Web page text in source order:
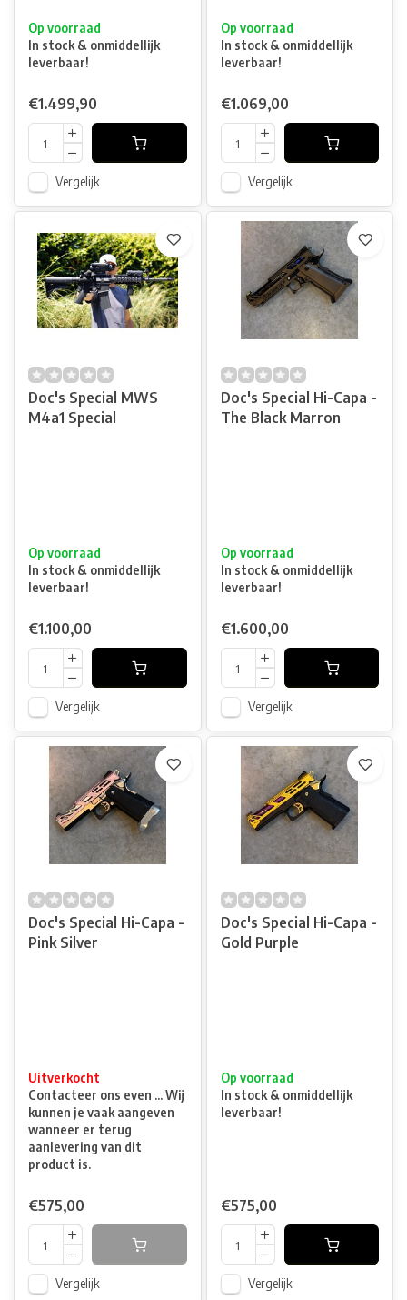
Op voorraad
In stock & onmiddellijk
leverbaar!
€1.499,90
Vergelijk
Op voorraad
In stock & onmiddellijk
leverbaar!
€1.069,00
Vergelijk
Doc's Special MWS
M4a1 Special
Op voorraad
In stock & onmiddellijk
leverbaar!
€1.100,00
Vergelijk
Doc's Special Hi-Capa -
The Black Marron
Op voorraad
In stock & onmiddellijk
leverbaar!
€1.600,00
Vergelijk
Doc's Special Hi-Capa -
Pink Silver
Uitverkocht
Contacteer ons even ... Wij
kunnen je vaak aangeven
wanneer er terug
aanlevering van dit
product is.
€575,00
Vergelijk
Doc's Special Hi-Capa -
Gold Purple
Op voorraad
In stock & onmiddellijk
leverbaar!
€575,00
Vergelijk